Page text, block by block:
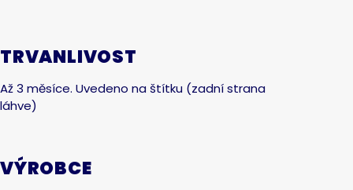
TRVANLIVOST
Až 3 měsíce. Uvedeno na štítku (zadní strana
láhve)
VÝROBCE